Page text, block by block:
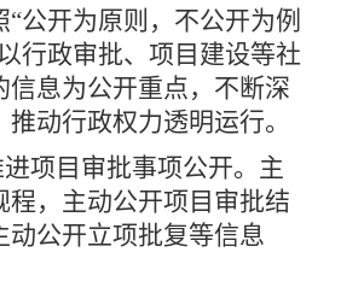
开为原则，不公开为例
行政审批、项目建设等社
信息为公开重点，不断深
动行政权力透明运行。
目审批事项公开。主
程，主动公开项目审批结
动公开立项批复等信息